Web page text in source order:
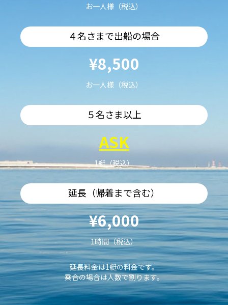
お一人様（税込）
４名さまで出船の場合
¥8,500
お一人様（税込）
５名さま以上
ASK
1艇（税込）
延長（帰着まで含む）
¥6,000
1時間（税込）
延長料金は1艇の料金です。
乗合の場合は人数で割ります。